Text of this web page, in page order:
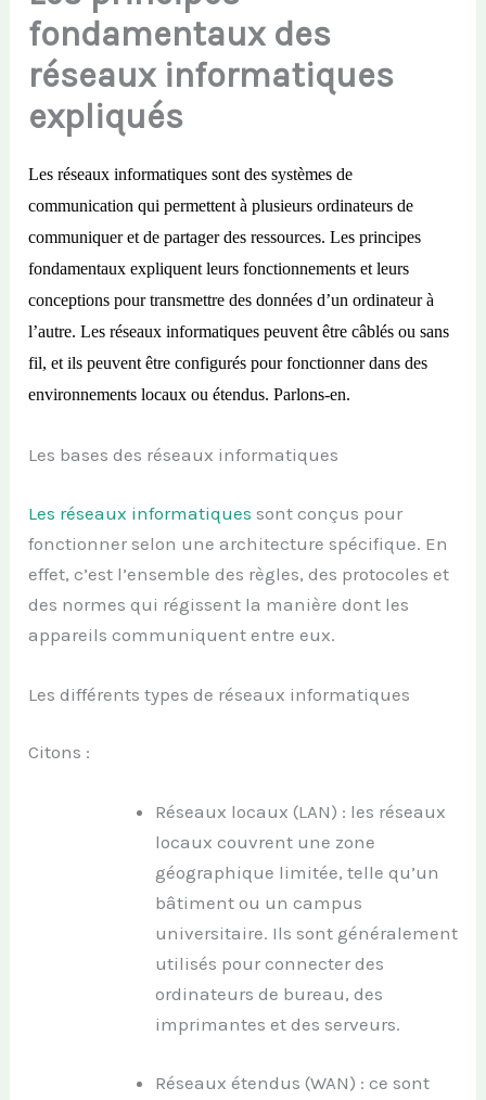
fondamentaux des
réseaux informatiques
expliqués
Les réseaux informatiques sont des systèmes de
communication qui permettent à plusieurs ordinateurs de
communiquer et de partager des ressources. Les principes
fondamentaux expliquent leurs fonctionnements et leurs
conceptions pour transmettre des données d’un ordinateur à
l’autre. Les réseaux informatiques peuvent être câblés ou sans
fil, et ils peuvent être configurés pour fonctionner dans des
environnements locaux ou étendus. Parlons-en.
Les bases des réseaux informatiques
Les réseaux informatiques sont conçus pour
fonctionner selon une architecture spécifique. En
effet, c’est l’ensemble des règles, des protocoles et
des normes qui régissent la manière dont les
appareils communiquent entre eux.
Les différents types de réseaux informatiques
Citons :
Réseaux locaux (LAN) : les réseaux
locaux couvrent une zone
géographique limitée, telle qu’un
bâtiment ou un campus
universitaire. Ils sont généralement
utilisés pour connecter des
ordinateurs de bureau, des
imprimantes et des serveurs.
Réseaux étendus (WAN) : ce sont